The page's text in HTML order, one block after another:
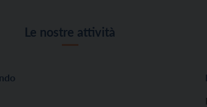
Le nostre attività